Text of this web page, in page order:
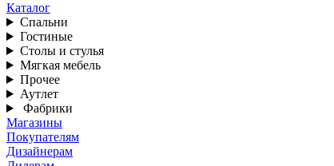
Каталог
Спальни
Гостиные
Столы и стулья
Мягкая мебель
Прочее
Аутлет
Фабрики
Магазины
Покупателям
Дизайнерам